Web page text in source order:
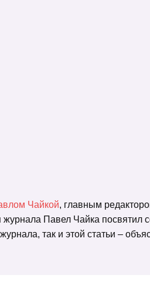
Чайкой, главным
Павел Чайка посвятил
так и этой статьи –